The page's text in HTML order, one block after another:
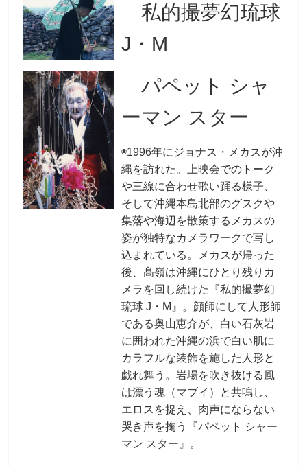
私的撮夢幻琉球
J・M
パペット シャ
ーマン スター
◉1996年にジョナス・メカスが沖
縄を訪れた。上映会でのトーク
や三線に合わせ歌い踊る様子、
そして沖縄本島北部のグスクや
集落や海辺を散策するメカスの
姿が独特なカメラワークで写し
込まれている。メカスが帰った
後、髙嶺は沖縄にひとり残りカ
メラを回し続けた『私的撮夢幻
琉球 J・M』。顔師にして人形師
である奥山恵介が、白い石灰岩
に囲われた沖縄の浜で白い肌に
カラフルな装飾を施した人形と
戯れ舞う。岩場を吹き抜ける風
は漂う魂（マブイ）と共鳴し、
エロスを捉え、肉声にならない
哭き声を掬う『パペット シャー
マン スター』。